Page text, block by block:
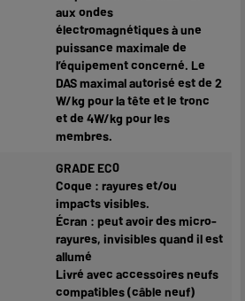
aux ondes
électromagnétiques à une
puissance maximale de
l’équipement concerné. Le
DAS maximal autorisé est de 2
W/kg pour la tête et le tronc
et de 4W/kg pour les
membres.
GRADE EC0
Coque : rayures et/ou
impacts visibles.
Écran : peut avoir des micro-
rayures, invisibles quand il est
allumé
Livré avec accessoires neufs
compatibles (câble neuf)